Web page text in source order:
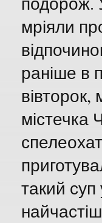
мріяли
раніше в
містечка
такий суп